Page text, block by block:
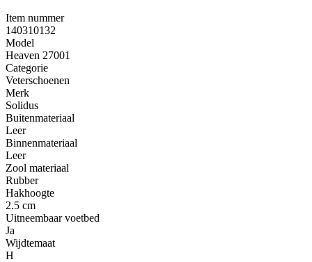
Item nummer
140310132
Model
Heaven 27001
Categorie
Veterschoenen
Merk
Solidus
Buitenmateriaal
Leer
Binnenmateriaal
Leer
Zool materiaal
Rubber
Hakhoogte
2.5 cm
Uitneembaar voetbed
Ja
Wijdtemaat
H